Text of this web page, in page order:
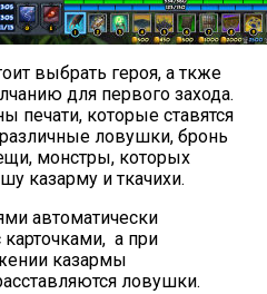
выбрать героя, а ткже
для первого захода.
печати, которые ставятся
ловушки, бронь
монстры, которых
казарму и ткачихи.
автоматически
карточками, а при
казармы
ловушки.